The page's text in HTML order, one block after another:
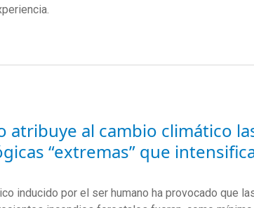
atribuye al cambio climático
“extremas” que
inducido por el ser humano ha provocado que